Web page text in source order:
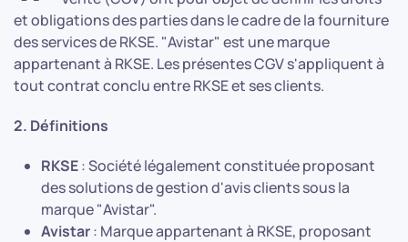
et obligations des parties dans le cadre de la fourniture
des services de RKSE. "Avistar" est une marque
appartenant à RKSE. Les présentes CGV s'appliquent à
tout contrat conclu entre RKSE et ses clients.
2. Définitions
RKSE: Société légalement constituée proposant
des solutions de gestion d'avis clients sous la
marque "Avistar".
Avistar: Marque appartenant à RKSE, proposant